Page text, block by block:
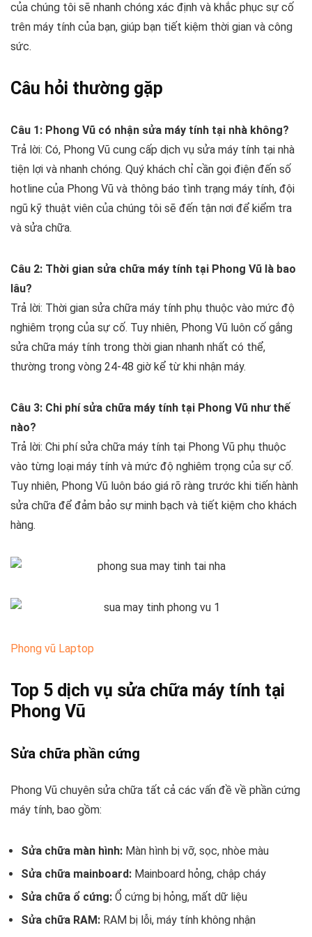
của chúng tôi sẽ nhanh chóng xác định và khắc phục sự cố
trên máy tính của bạn, giúp bạn tiết kiệm thời gian và công
sức.
Câu hỏi thường gặp
Câu 1: Phong Vũ có nhận sửa máy tính tại nhà không?
Trả lời: Có, Phong Vũ cung cấp dịch vụ sửa máy tính tại nhà
tiện lợi và nhanh chóng. Quý khách chỉ cần gọi điện đến số
hotline của Phong Vũ và thông báo tình trạng máy tính, đội
ngũ kỹ thuật viên của chúng tôi sẽ đến tận nơi để kiểm tra
và sửa chữa.
Câu 2: Thời gian sửa chữa máy tính tại Phong Vũ là bao
lâu?
Trả lời: Thời gian sửa chữa máy tính phụ thuộc vào mức độ
nghiêm trọng của sự cố. Tuy nhiên, Phong Vũ luôn cố gắng
sửa chữa máy tính trong thời gian nhanh nhất có thể,
thường trong vòng 24-48 giờ kể từ khi nhận máy.
Câu 3: Chi phí sửa chữa máy tính tại Phong Vũ như thế
nào?
Trả lời: Chi phí sửa chữa máy tính tại Phong Vũ phụ thuộc
vào từng loại máy tính và mức độ nghiêm trọng của sự cố.
Tuy nhiên, Phong Vũ luôn báo giá rõ ràng trước khi tiến hành
sửa chữa để đảm bảo sự minh bạch và tiết kiệm cho khách
hàng.
Phong vũ Laptop
Top 5 dịch vụ sửa chữa máy tính tại
Phong Vũ
Sửa chữa phần cứng
Phong Vũ chuyên sửa chữa tất cả các vấn đề về phần cứng
máy tính, bao gồm:
Sửa chữa màn hình: Màn hình bị vỡ, sọc, nhòe màu
Sửa chữa mainboard: Mainboard hỏng, chập cháy
Sửa chữa ổ cứng: Ổ cứng bị hỏng, mất dữ liệu
Sửa chữa RAM: RAM bị lỗi, máy tính không nhận